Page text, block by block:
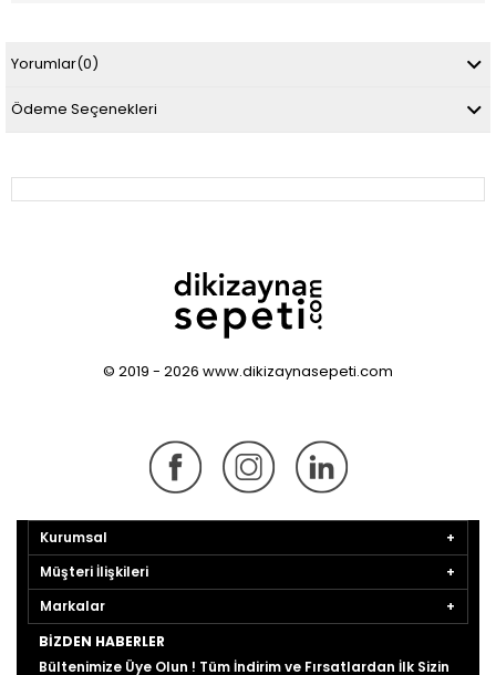
Yorumlar(0)
Ödeme Seçenekleri
© 2019 - 2026 www.dikizaynasepeti.com
Kurumsal
Müşteri İlişkileri
Markalar
BIZDEN HABERLER
Bültenimize Üye Olun ! Tüm İndirim ve Fırsatlardan İlk Sizin